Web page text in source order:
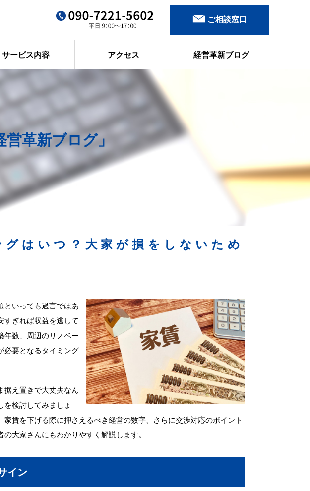
ご相談窓口
サービス内容 アクセス 経営革新ブログ
営革新ブログ」
はいつ？大家が損をしないため
といっても過言ではあ
すぎれば収益を逃して
年数、周辺のリノベー
必要となるタイミング
据え置きで大丈夫なん
を検討してみましょ
賃を下げる際に押さえるべき経営の数字、さらに交渉対応のポイント
大家さんにもわかりやすく解説します。
イン